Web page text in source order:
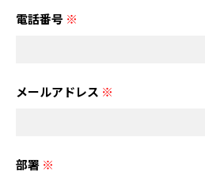
電話番号 ※
メールアドレス ※
部署 ※